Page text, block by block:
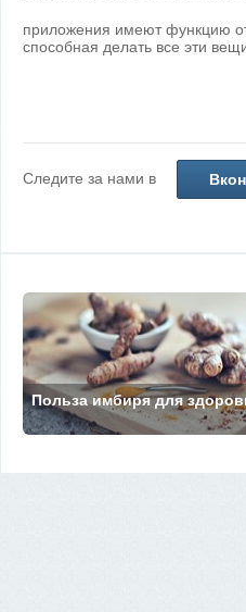
приложения имеют функцию
способная делать все эти
Следите за нами в
Польза имбиря для